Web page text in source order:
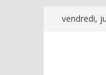
Passervendredi,